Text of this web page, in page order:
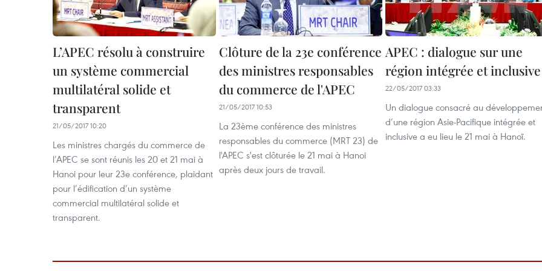
L’APEC résolu à construire
un système commercial
multilatéral solide et
transparent
21/05/2017 10:20
Les ministres chargés du commerce de
l’APEC se sont réunis les 20 et 21 mai à
Hanoi pour leur 23e conférence, plaidant
pour l’édification d’un système
commercial multilatéral solide et
transparent.
Clôture de la 23e conférence
des ministres responsables
du commerce de l'APEC
21/05/2017 10:53
La 23ème conférence des ministres
responsables du commerce (MRT 23) de
l'APEC s'est clôturée le 21 mai à Hanoi
après deux jours de travail.
APEC : dialogue sur une
région intégrée et inclusive
22/05/2017 03:33
Un dialogue consacré au
d’une région Asie-Pacifique intégrée et
inclusive a eu lieu le 21 mai à Hanoï.